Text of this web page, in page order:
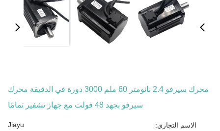
محرك سيرفو 2.4 نانومتر 60 ملم 3000 دورة في الدقيقة محرك
سيرفو بجهد 48 فولت مع جهاز تشفير تمامًا
الاسم التجاري: Jiayu